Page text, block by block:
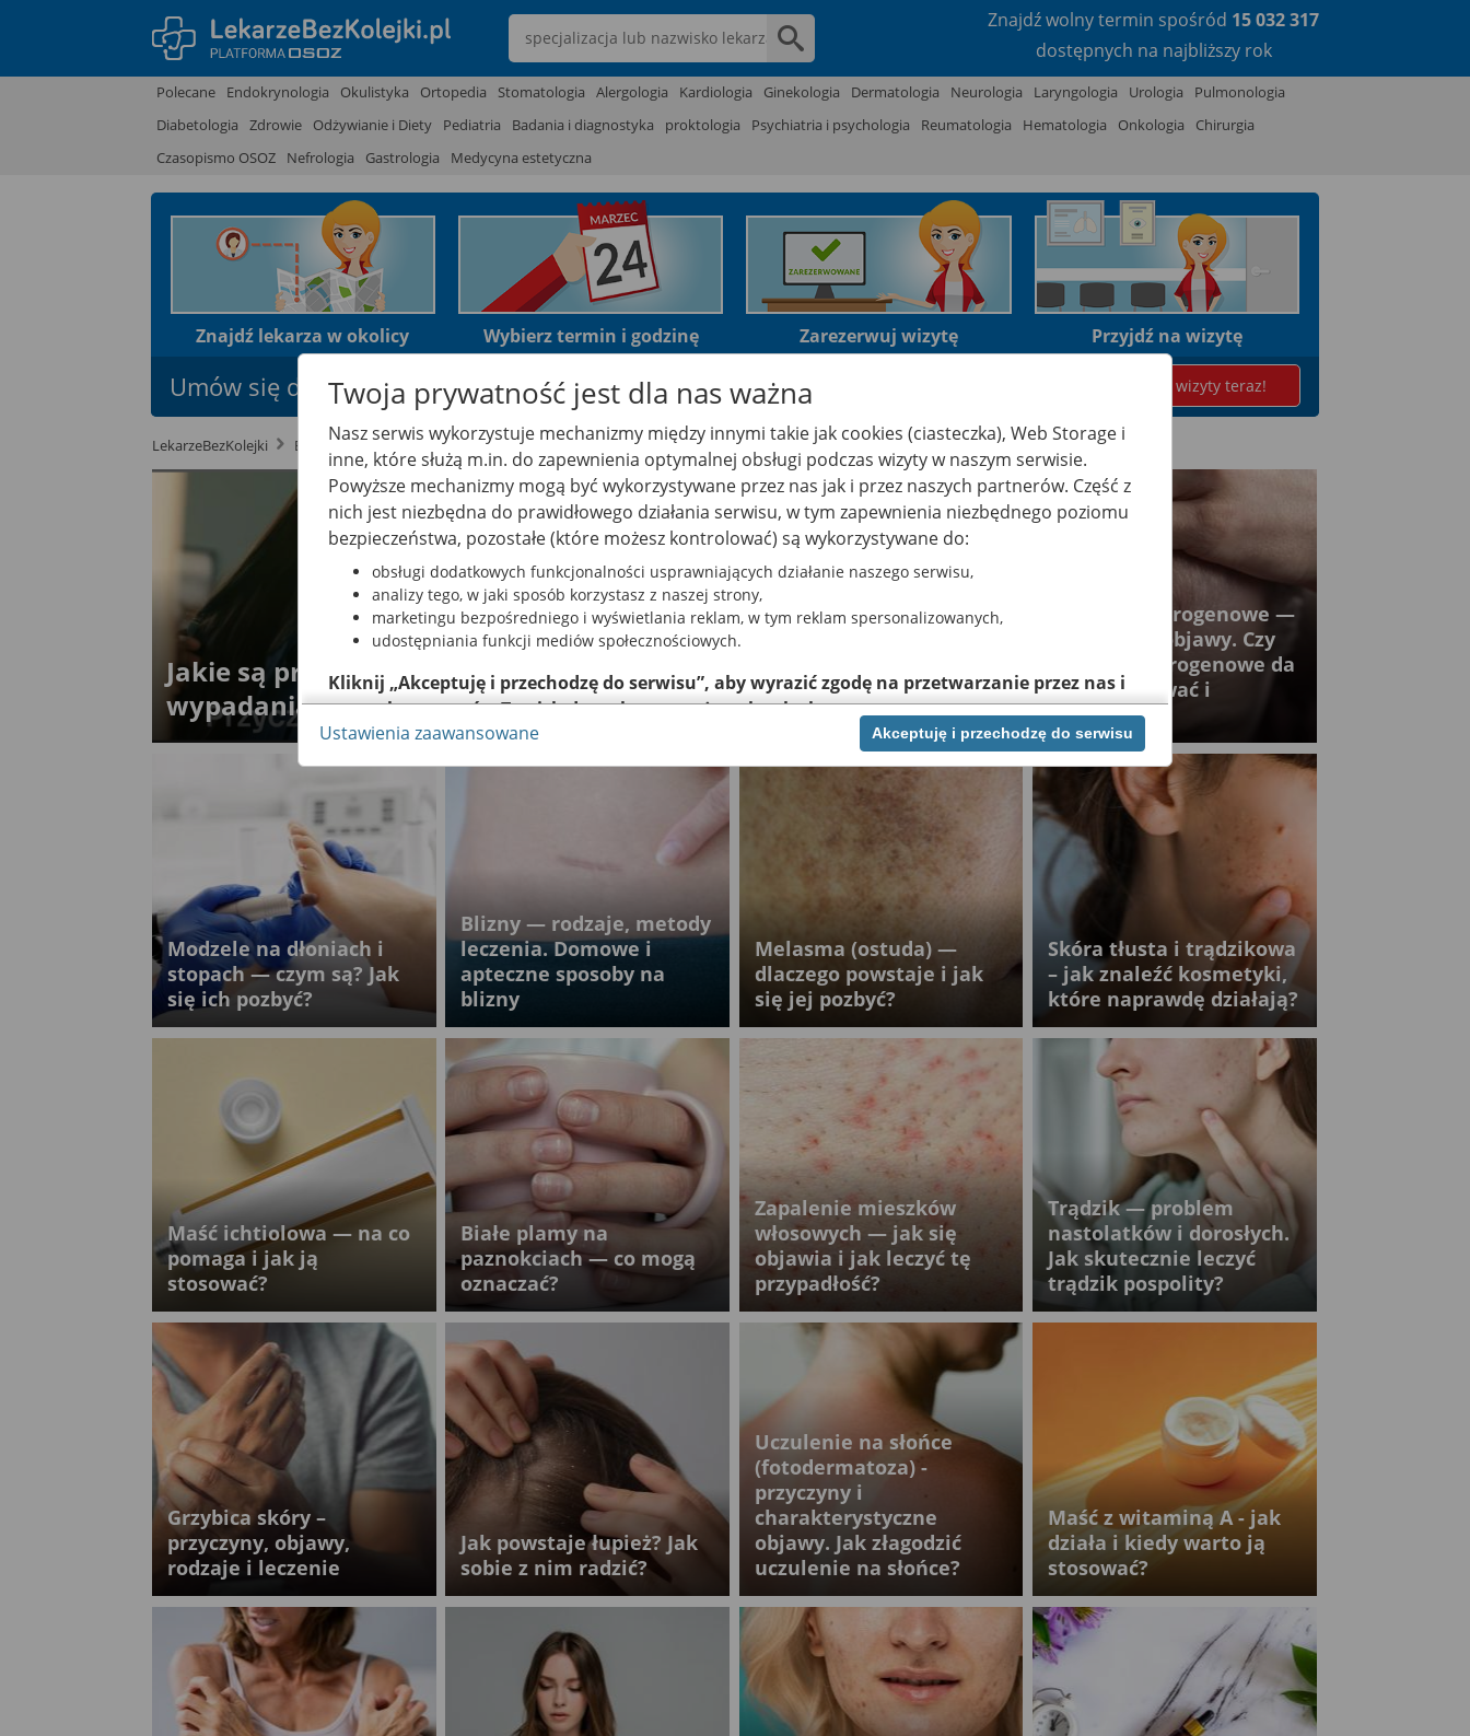
Znajdź wolny termin spośród 15 032 317
dostępnych na najbliższy rok
Polecane Endokrynologia Okulistyka Ortopedia Stomatologia Alergologia Kardiologia Ginekologia Dermatologia Neurologia Laryngologia Urologia
Pulmonologia
Diabetologia
Zdrowie Odżywianie i Diety Pediatria Badania i diagnostyka proktologia Psychiatria i psychologia Reumatologia Hematologia Onkologia
Chirurgia
Czasopismo OSOZ
Nefrologia Gastrologia Medycyna estetyczna
Wpisz nazwę lekarza
Znajdź lekarza w okolicy Wybierz termin i godzinę Zarezerwuj wizytę Przyjdź na wizytę
Umów się do lekarza na NFZ lub prywatnie. Znajdź wolny termin wizyty teraz!
LekarzeBezKolejki Blog Dermatologia
Jakie są przyczyny nadmiernego
wypadania włosów?
Jak zadbać o zdrowie i
jędrność skóry?
Łysienie androgenowe —
przyczyny i objawy. Czy
łysienie androgenowe da
się zahamować i
wyleczyć?
Modzele na dłoniach i
stopach — czym są? Jak
się ich pozbyć?
Blizny — rodzaje, metody
leczenia. Domowe i
apteczne sposoby na
blizny
Melasma (ostuda) —
dlaczego powstaje i jak
się jej pozbyć?
Skóra tłusta i trądzikowa
– jak znaleźć kosmetyki,
które naprawdę działają?
Maść ichtiolowa — na co
pomaga i jak ją
stosować?
Białe plamy na
paznokciach — co mogą
oznaczać?
Zapalenie mieszków
włosowych — jak się
objawia i jak leczyć tę
przypadłość?
Trądzik — problem
nastolatków i dorosłych.
Jak skutecznie leczyć
trądzik pospolity?
Grzybica skóry –
przyczyny, objawy,
rodzaje i leczenie
Jak powstaje łupież? Jak
sobie z nim radzić?
Uczulenie na słońce
(fotodermatoza) -
przyczyny i
charakterystyczne
objawy. Jak złagodzić
uczulenie na słońce?
Maść z witaminą A - jak
działa i kiedy warto ją
stosować?
Twoja prywatność jest dla nas ważna
Nasz serwis wykorzystuje mechanizmy między innymi takie jak cookies (ciasteczka), Web Storage i
inne, które służą m.in. do zapewnienia optymalnej obsługi podczas wizyty w naszym serwisie.
Powyższe mechanizmy mogą być wykorzystywane przez nas jak i przez naszych partnerów. Część z
nich jest niezbędna do prawidłowego działania serwisu, w tym zapewnienia niezbędnego poziomu
bezpieczeństwa, pozostałe (które możesz kontrolować) są wykorzystywane do:
obsługi dodatkowych funkcjonalności usprawniających działanie naszego serwisu,
analizy tego, w jaki sposób korzystasz z naszej strony,
marketingu bezpośredniego i wyświetlania reklam, w tym reklam spersonalizowanych,
udostępniania funkcji mediów społecznościowych.
Kliknij „Akceptuję i przechodzę do serwisu”, aby wyrazić zgodę na przetwarzanie przez nas i
naszych partnerów Twoich danych w powyższych celach.
Pamiętaj, że wyrażenie zgody jest dobrowolne, a wyrażoną zgodę możesz w każdej chwili cofnąć,
możesz też wycofać zgodę na przetwarzanie Twoich danych tylko w niektórych celach. Jeżeli chcesz
dowiedzieć się więcej lub chcesz przeprowadzić konfigurację szczegółową, to możesz tego dokonać
za pomocą „Ustawień zaawansowanych”.
Więcej informacji na temat wykorzystywania narzędzi zewnętrznych w naszym serwisie znajdziesz w
Regulaminie Serwisu.
Akceptuję i przechodzę do serwisu
Ustawienia zaawansowane